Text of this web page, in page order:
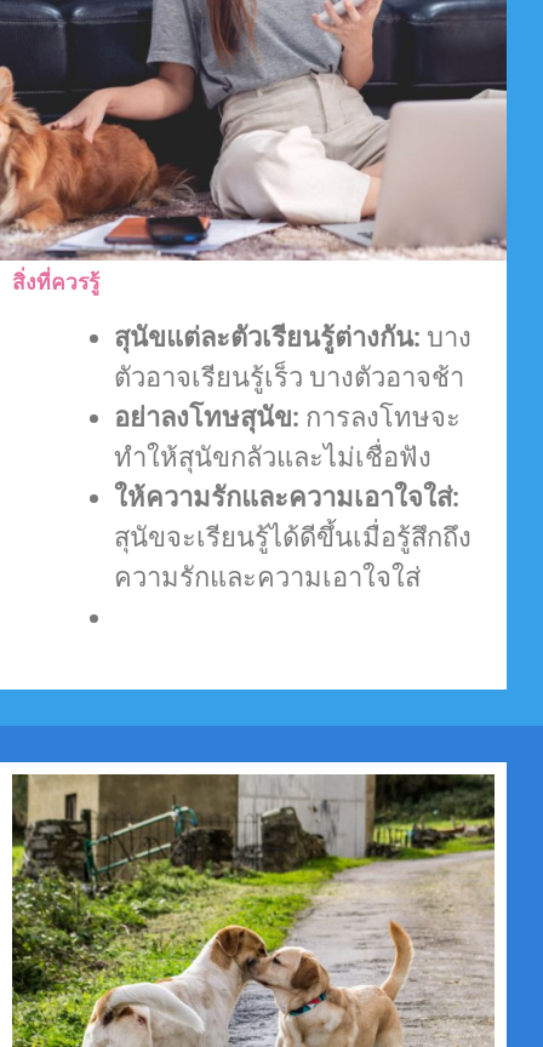
สิ่งที่ควรรู้
สุนัขแต่ละตัวเรียนรู้ต่างกัน: บาง
ตัวอาจเรียนรู้เร็ว บางตัวอาจช้า
อย่าลงโทษสุนัข: การลงโทษจะ
ทำให้สุนัขกลัวและไม่เชื่อฟัง
ให้ความรักและความเอาใจใส่:
สุนัขจะเรียนรู้ได้ดีขึ้นเมื่อรู้สึกถึง
ความรักและความเอาใจใส่